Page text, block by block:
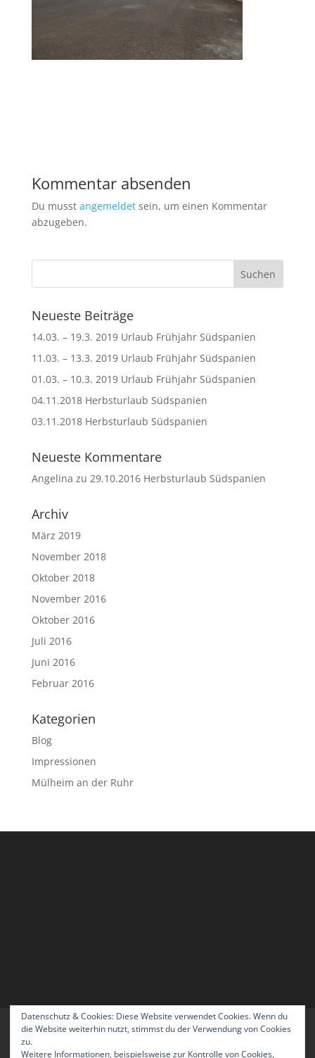
Kommentar absenden
Du musst angemeldetsein, um einen Kommentar
abzugeben.
Neueste Beiträge
14.03. – 19.3. 2019 Urlaub Frühjahr Südspanien
11.03. – 13.3. 2019 Urlaub Frühjahr Südspanien
01.03. – 10.3. 2019 Urlaub Frühjahr Südspanien
04.11.2018 Herbsturlaub Südspanien
03.11.2018 Herbsturlaub Südspanien
Neueste Kommentare
Angelina zu 29.10.2016 Herbsturlaub Südspanien
Archiv
März 2019
November 2018
Oktober 2018
November 2016
Oktober 2016
Juli 2016
Juni 2016
Februar 2016
Kategorien
Blog
Impressionen
Mülheim an der Ruhr
Home Blog Über uns
Kontakt
Datenschutz & Cookies: Diese Website verwendet Cookies. Wenn du
die Website weiterhin nutzt, stimmst du der Verwendung von Cookies
zu.
Weitere Informationen, beispielsweise zur Kontrolle von Cookies,